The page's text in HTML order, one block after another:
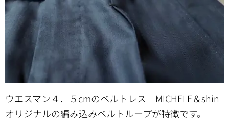
ウエスマン４．５cmのベルトレス MICHELE＆shin
オリジナルの編み込みベルトループが特徴です。